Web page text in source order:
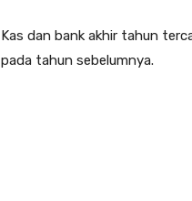
Kas dan bank akhir tahun
pada tahun sebelumnya.